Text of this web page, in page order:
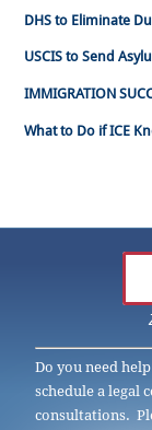
DHS to Eliminate
USCIS to Send
IMMIGRATION
What to Do if ICE
Do you need
schedule a legal
consultations.